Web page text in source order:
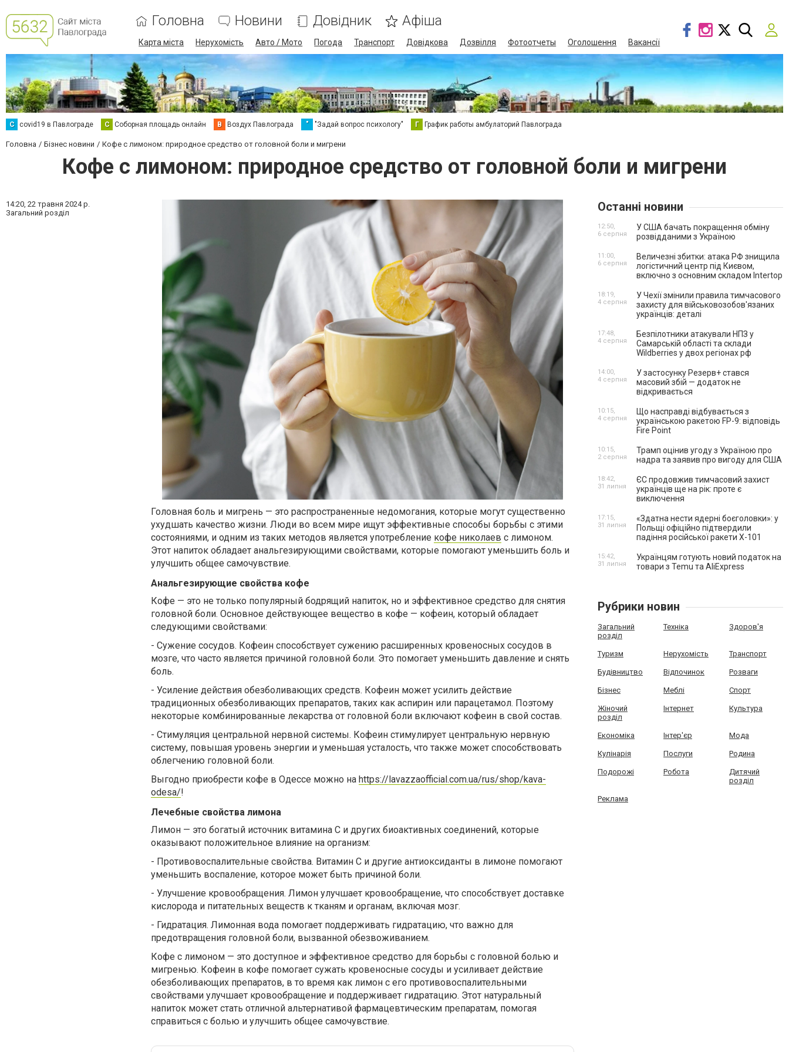
Головна Новини Довідник Афіша
Карта міста Нерухомість Авто / Мото Погода Транспорт Довідкова Дозвілля Фотоотчеты Оголошення Вакансії
C covid19 в Павлограде С Соборная площадь онлайн В Воздух Павлограда " "Задай вопрос психологу" Г График работы амбулаторий Павлограда
Головна Бізнес новини Кофе с лимоном: природное средство от головной боли и мигрени
Кофе с лимоном: природное средство от головной боли и мигрени
14:20, 22 травня 2024 р.
Загальний розділ
Головная боль и мигрень — это распространенные недомогания, которые могут существенно
ухудшать качество жизни. Люди во всем мире ищут эффективные способы борьбы с этими
состояниями, и одним из таких методов является употребление кофе николаев с лимоном.
Этот напиток обладает анальгезирующими свойствами, которые помогают уменьшить боль и
улучшить общее самочувствие.
Анальгезирующие свойства кофе
Кофе — это не только популярный бодрящий напиток, но и эффективное средство для снятия
головной боли. Основное действующее вещество в кофе — кофеин, который обладает
следующими свойствами:
- Сужение сосудов. Кофеин способствует сужению расширенных кровеносных сосудов в
мозге, что часто является причиной головной боли. Это помогает уменьшить давление и снять
боль.
- Усиление действия обезболивающих средств. Кофеин может усилить действие
традиционных обезболивающих препаратов, таких как аспирин или парацетамол. Поэтому
некоторые комбинированные лекарства от головной боли включают кофеин в свой состав.
- Стимуляция центральной нервной системы. Кофеин стимулирует центральную нервную
систему, повышая уровень энергии и уменьшая усталость, что также может способствовать
облегчению головной боли.
Выгодно приобрести кофе в Одессе можно на https://lavazzaofficial.com.ua/rus/shop/kava-
odesa/!
Лечебные свойства лимона
Лимон — это богатый источник витамина C и других биоактивных соединений, которые
оказывают положительное влияние на организм:
- Противовоспалительные свойства. Витамин C и другие антиоксиданты в лимоне помогают
уменьшить воспаление, которое может быть причиной боли.
- Улучшение кровообращения. Лимон улучшает кровообращение, что способствует доставке
кислорода и питательных веществ к тканям и органам, включая мозг.
- Гидратация. Лимонная вода помогает поддерживать гидратацию, что важно для
предотвращения головной боли, вызванной обезвоживанием.
Кофе с лимоном — это доступное и эффективное средство для борьбы с головной болью и
мигренью. Кофеин в кофе помогает сужать кровеносные сосуды и усиливает действие
обезболивающих препаратов, в то время как лимон с его противовоспалительными
свойствами улучшает кровообращение и поддерживает гидратацию. Этот натуральный
напиток может стать отличной альтернативой фармацевтическим препаратам, помогая
справиться с болью и улучшить общее самочувствие.
Останні новини
У США бачать покращення обміну
розвідданими з Україною
12:50,
6 серпня
Величезні збитки: атака РФ знищила
логістичний центр під Києвом,
включно з основним складом Intertop
11:00,
6 серпня
У Чехії змінили правила тимчасового
захисту для військовозобов'язаних
українців: деталі
18:19,
4 серпня
Безпілотники атакували НПЗ у
Самарській області та склади
Wildberries у двох регіонах рф
17:48,
4 серпня
У застосунку Резерв+ стався
масовий збій — додаток не
відкривається
14:00,
4 серпня
Що насправді відбувається з
українською ракетою FP-9: відповідь
Fire Point
10:15,
4 серпня
Трамп оцінив угоду з Україною про
надра та заявив про вигоду для США
10:15,
2 серпня
ЄС продовжив тимчасовий захист
українців ще на рік: проте є
виключення
18:42,
31 липня
«Здатна нести ядерні боєголовки»: у
Польщі офіційно підтвердили
падіння російської ракети Х-101
17:15,
31 липня
Українцям готують новий податок на
товари з Temu та AliExpress
15:42,
31 липня
Рубрики новин
Загальний
розділ
Техніка Здоров'я
Туризм Нерухомість Транспорт
Будівництво Відпочинок Розваги
Бізнес Меблі Спорт
Жіночий
розділ
Інтернет Культура
Економіка Інтер'єр Мода
Кулінарія Послуги Родина
Подорожі Робота
Дитячий
розділ
Реклама